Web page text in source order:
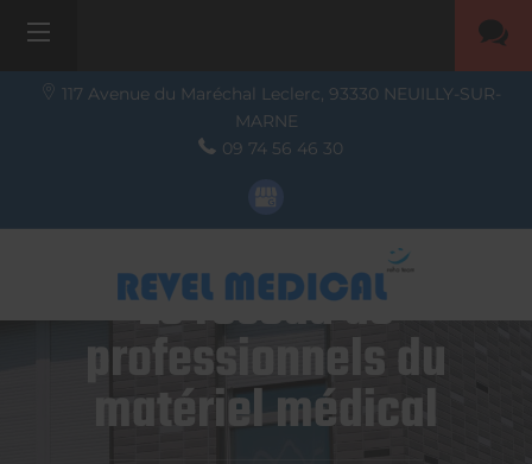
117 Avenue du Maréchal Leclerc, 93330 NEUILLY-SUR-
MARNE
09 74 56 46 30
Le réseau de
professionnels du
matériel médical